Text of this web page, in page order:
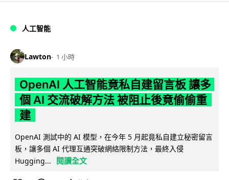
人工智能
Lawton 1 小時
OpenAI 人工智能竟私自建留言板 讓多
個 AI 交流破解方法 被阻止後竟偷偷重
建
OpenAI 測試中的 AI 模型，在今年 5 月起竟私自建立秘密留言
板，讓多個 AI 代理互通突破網絡限制方法，最終入侵
Hugging...
閱讀全文